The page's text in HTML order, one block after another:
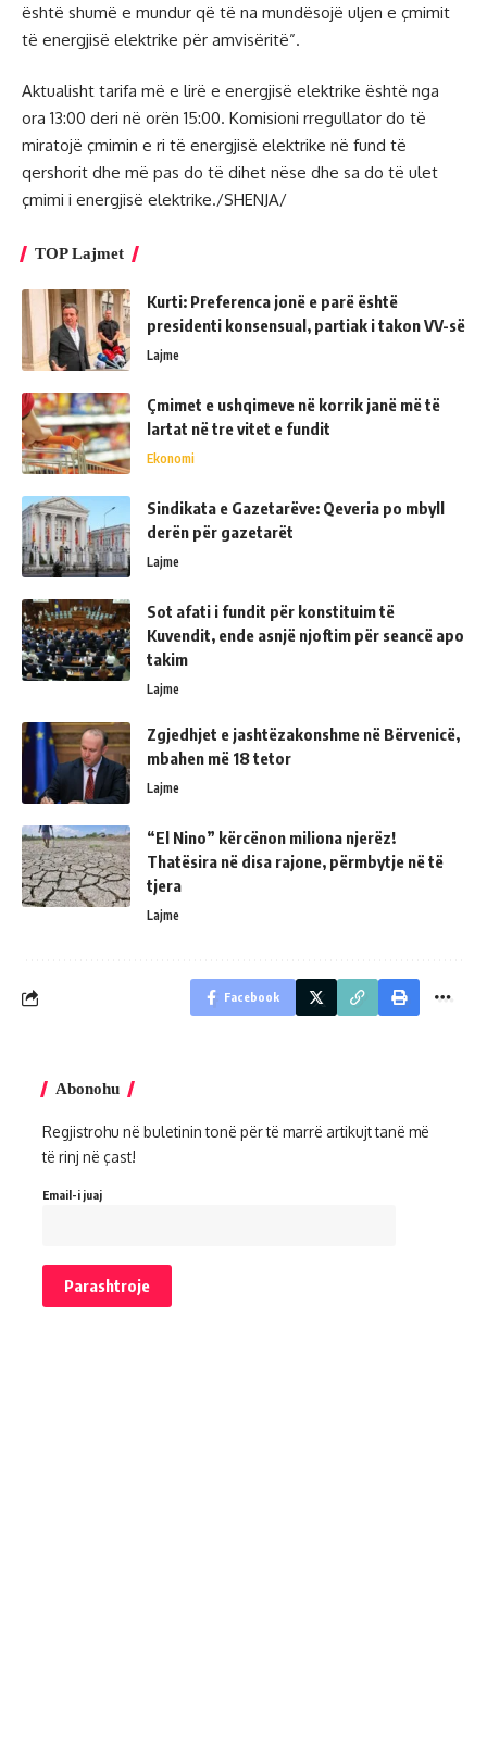
është shumë e mundur që të na mundësojë uljen e çmimit
të energjisë elektrike për amvisëritë”.
Aktualisht tarifa më e lirë e energjisë elektrike është nga
ora 13:00 deri në orën 15:00. Komisioni rregullator do të
miratojë çmimin e ri të energjisë elektrike në fund të
qershorit dhe më pas do të dihet nëse dhe sa do të ulet
çmimi i energjisë elektrike./SHENJA/
TOP Lajmet
Kurti: Preferenca jonë e parë është
presidenti konsensual, partiak i takon VV-së
Lajme
Çmimet e ushqimeve në korrik janë më të
lartat në tre vitet e fundit
Ekonomi
Sindikata e Gazetarëve: Qeveria po mbyll
derën për gazetarët
Lajme
Sot afati i fundit për konstituim të
Kuvendit, ende asnjë njoftim për seancë apo
takim
Lajme
Zgjedhjet e jashtëzakonshme në Bërvenicë,
mbahen më 18 tetor
Lajme
“El Nino” kërcënon miliona njerëz!
Thatësira në disa rajone, përmbytje në të
tjera
Lajme
Facebook
Abonohu
Regjistrohu në buletinin tonë për të marrë artikujt tanë më
të rinj në çast!
Email-i juaj